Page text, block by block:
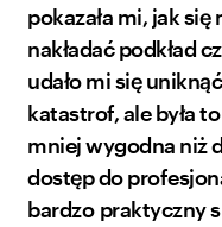
pokazała mi, jak
nakładać podkład
udało mi się
katastrof, ale była
mniej wygodna niż
dostęp do
bardzo praktyczny